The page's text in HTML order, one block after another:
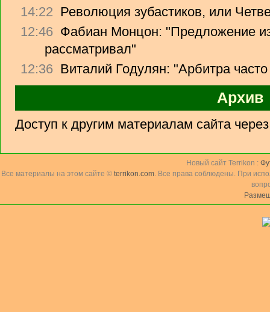
14:22 Революция зубастиков, или
12:46 Фабиан Монцон: "Предложение
рассматривал"
12:36 Виталий Годулян: "Арбитра
Архив
Доступ к другим материалам сайта
Новый сайт Terrikon :
Все материалы на этом сайте © terrikon.com. Все права соблюдены. При